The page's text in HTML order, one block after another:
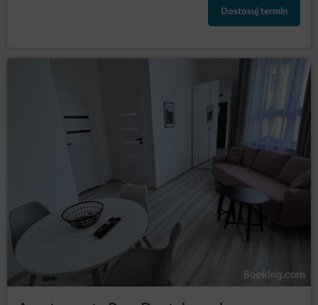
informacje wynikające z plików cookies przy pomocy
narzędzia: https://www.google.com/ads/preferences/.
mogą przekazywać dane Gość/Użytkowników do
W celu poprawnej realizacji Umowy najmu noclegu na
odległość Administrator może udostępniać dane
Gości/Użytkowników systemom płatności
internetowych. Aktualnie dostępne sposoby płatności
w formie przedpłat w Serwisie dostępne są
https://www.idobooking.com/pl/integracja-z-innymi-
systemami/systemy-platnosci-zintegrowane-z-
idobooking/
Newsletter
Gość/Użytkownik może wyrazić zgodę na
otrzymywanie informacji handlowych drogą
elektroniczną, poprzez zaznaczenie odpowiedniej
Dostosuj termin